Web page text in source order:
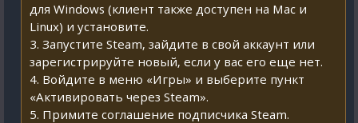
для Windows (клиент также доступен на Mac и
Linux) и установите.
3. Запустите Steam, зайдите в свой аккаунт или
зарегистрируйте новый, если у вас его еще нет.
4. Войдите в меню «Игры» и выберите пункт
«Активировать через Steam».
5. Примите соглашение подписчика Steam.